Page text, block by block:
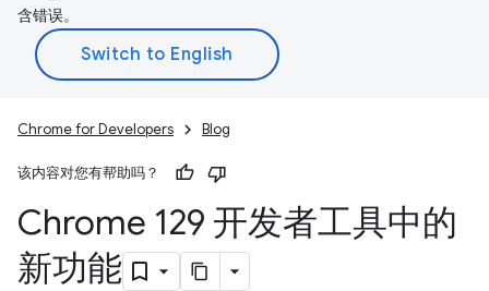
含错误。
Chrome for Developers Blog
该内容对您有帮助吗？
Chrome 129 开发者工具中的
新功能